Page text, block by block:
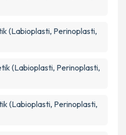
(Labioplasti, Perinoplasti,
(Labioplasti, Perinoplasti,
(Labioplasti, Perinoplasti,